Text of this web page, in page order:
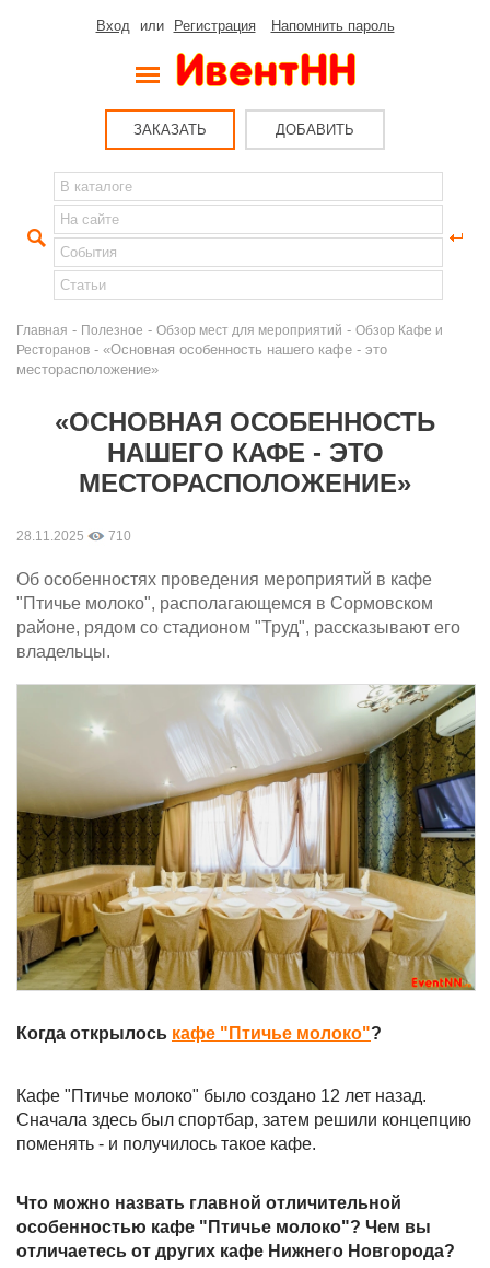
Вход или Регистрация Напомнить пароль
ЗАКАЗАТЬ ДОБАВИТЬ
Главная - Полезное - Обзор мест для мероприятий - Обзор Кафе и
Ресторанов - «Основная особенность нашего кафе - это
месторасположение»
«ОСНОВНАЯ ОСОБЕННОСТЬ
НАШЕГО КАФЕ - ЭТО
МЕСТОРАСПОЛОЖЕНИЕ»
28.11.2025 710
Об особенностях проведения мероприятий в кафе
"Птичье молоко", располагающемся в Сормовском
районе, рядом со стадионом "Труд", рассказывают его
владельцы.
Когда открылось кафе "Птичье молоко"?
Кафе "Птичье молоко" было создано 12 лет назад.
Сначала здесь был спортбар, затем решили концепцию
поменять - и получилось такое кафе.
Что можно назвать главной отличительной
особенностью кафе "Птичье молоко"? Чем вы
отличаетесь от других кафе Нижнего Новгорода?